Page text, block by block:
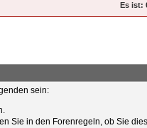
Es ist:
sein:
Sie in den Forenregeln, ob Sie